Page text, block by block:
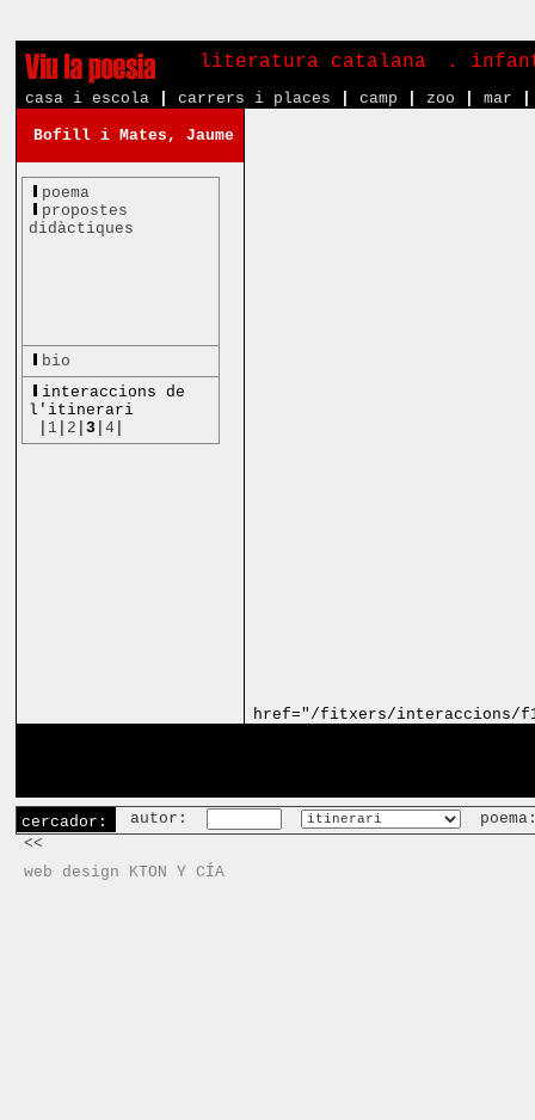
literatura catalana .
casa i escola carrers i places camp zoo mar
Bofill i Mates, Jaume
poema
propostes
didàctiques
bio
interaccions de
l'itinerari
1 2 |3 |4
href="/fitxers/interaccions/
cercador: autor:
<<
web design KTON Y CÍA